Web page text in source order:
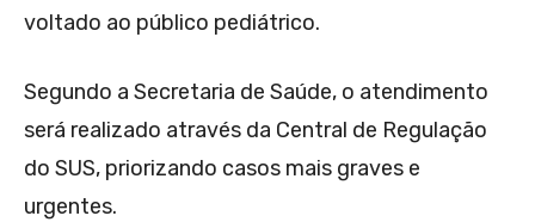
voltado ao público pediátrico.
Segundo a Secretaria de Saúde, o atendimento
será realizado através da Central de Regulação
do SUS, priorizando casos mais graves e
urgentes.